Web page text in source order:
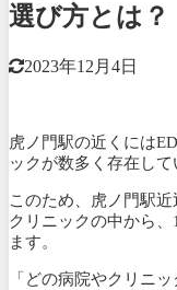
選び方とは？
2023年12月4日
虎ノ門駅の近くには
ックが数多く存在して
このため、虎ノ門駅
クリニックの中から
ます。
「どの病院やクリニ